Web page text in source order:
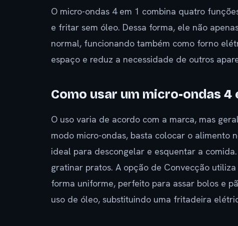
O micro-ondas 4 em 1 combina quatro
e fritar sem óleo. Dessa forma, ele não
normal, funcionando também como forno
espaço e reduz a necessidade de outros
Como usar um micro-ondas 4
O uso varia de acordo com a marca, mas
modo micro-ondas, basta colocar o alimento
ideal para descongelar e esquentar a
gratinar pratos. A opção de Convecção
forma uniforme, perfeito para assar bolos e
uso de óleo, substituindo uma fritadeira